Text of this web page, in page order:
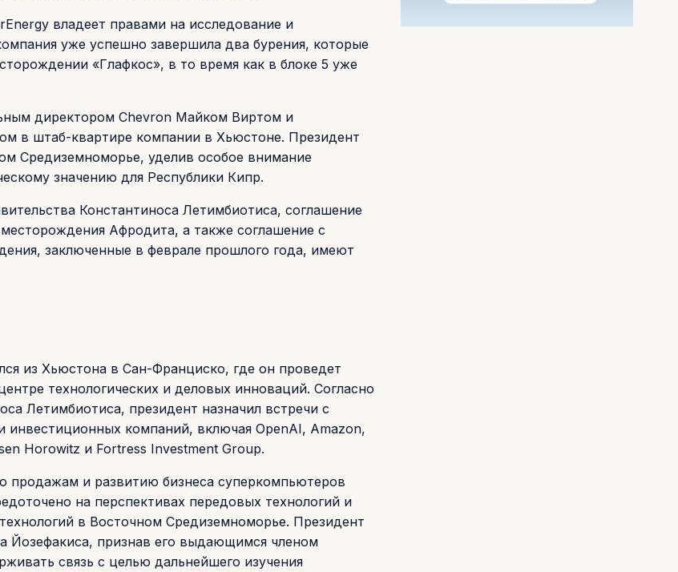
владеет правами на исследование и
уже успешно завершила два бурения, которые
«Глафкос», в то время как в блоке 5 уже
директором Chevron Майком Виртом и
в штаб-квартире компании в Хьюстоне. Президент
Средиземноморье, уделив особое внимание
значению для Республики Кипр.
Константиноса Летимбиотиса, соглашение
Афродита, а также соглашение с
заключенные в феврале прошлого года, имеют
из Хьюстона в Сан-Франциско, где он проведет
технологических и деловых инноваций. Согласно
Летимбиотиса, президент назначил встречи с
компаний, включая OpenAI, Amazon,
Horowitz и Fortress Investment Group.
продажам и развитию бизнеса суперкомпьютеров
на перспективах передовых технологий и
в Восточном Средиземноморье. Президент
Йозефакиса, признав его выдающимся членом
связь с целью дальнейшего изучения